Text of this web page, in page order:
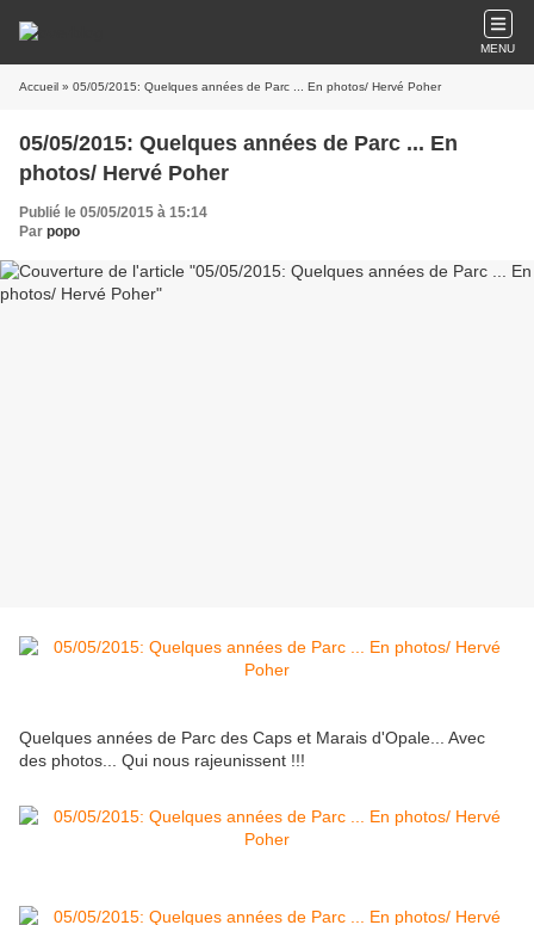
MENU
Accueil » 05/05/2015: Quelques années de Parc ... En photos/ Hervé Poher
05/05/2015: Quelques années de Parc ... En
photos/ Hervé Poher
Publié le 05/05/2015 à 15:14
Par popo
Quelques années de Parc des Caps et Marais d'Opale... Avec
des photos... Qui nous rajeunissent !!!